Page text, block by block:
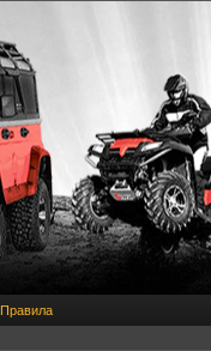
Правила